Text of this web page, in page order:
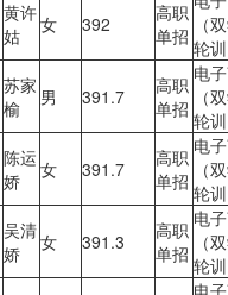
黄许
姑
女 392
高职
单招
（
轮训
苏家
榆
男 391.7
高职
单招
电
（
轮训
陈运
娇
女 391.7
高职
单招
电
（
轮训
吴清
娇
女 391.3
高职
单招
电
（
轮训
电